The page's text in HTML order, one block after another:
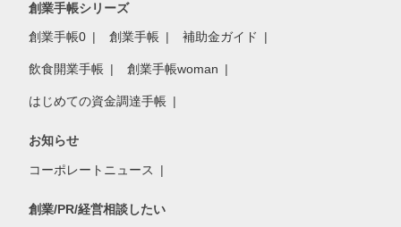
創業手帳シリーズ
創業手帳0 創業手帳 補助金ガイド
飲食開業手帳 創業手帳woman
はじめての資金調達手帳
お知らせ
コーポレートニュース
創業/PR/経営相談したい